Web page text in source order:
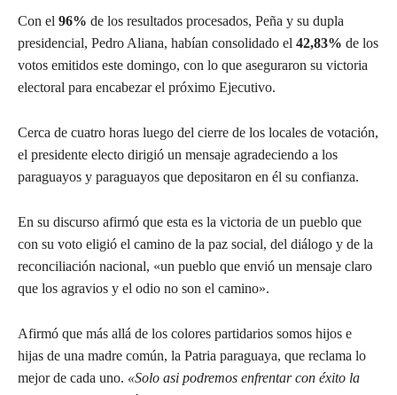
Con el 96% de los resultados procesados, Peña y su dupla
presidencial, Pedro Aliana, habían consolidado el 42,83% de los
votos emitidos este domingo, con lo que aseguraron su victoria
electoral para encabezar el próximo Ejecutivo.
Cerca de cuatro horas luego del cierre de los locales de votación,
el presidente electo dirigió un mensaje agradeciendo a los
paraguayos y paraguayos que depositaron en él su confianza.
En su discurso afirmó que esta es la victoria de un pueblo que
con su voto eligió el camino de la paz social, del diálogo y de la
reconciliación nacional, «un pueblo que envió un mensaje claro
que los agravios y el odio no son el camino».
Afirmó que más allá de los colores partidarios somos hijos e
hijas de una madre común, la Patria paraguaya, que reclama lo
mejor de cada uno. «Solo asi podremos enfrentar con éxito la